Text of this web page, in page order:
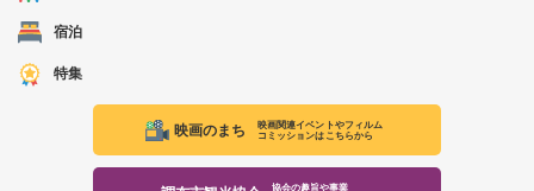
宿泊
特集
映画のまち
映画関連イベントやフィルム
コミッションはこちらから
協会の趣旨や事業